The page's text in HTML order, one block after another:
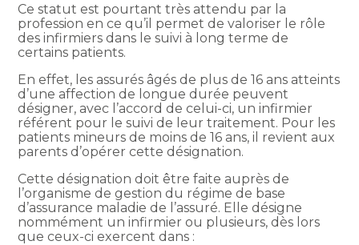
Ce statut est pourtant très attendu par la
profession en ce qu’il permet de valoriser le rôle
des infirmiers dans le suivi à long terme de
certains patients.
En effet, les assurés âgés de plus de 16 ans atteints
d’une affection de longue durée peuvent
désigner, avec l’accord de celui-ci, un infirmier
référent pour le suivi de leur traitement. Pour les
patients mineurs de moins de 16 ans, il revient aux
parents d’opérer cette désignation.
Cette désignation doit être faite auprès de
l’organisme de gestion du régime de base
d’assurance maladie de l’assuré. Elle désigne
nommément un infirmier ou plusieurs, dès lors
que ceux-ci exercent dans :